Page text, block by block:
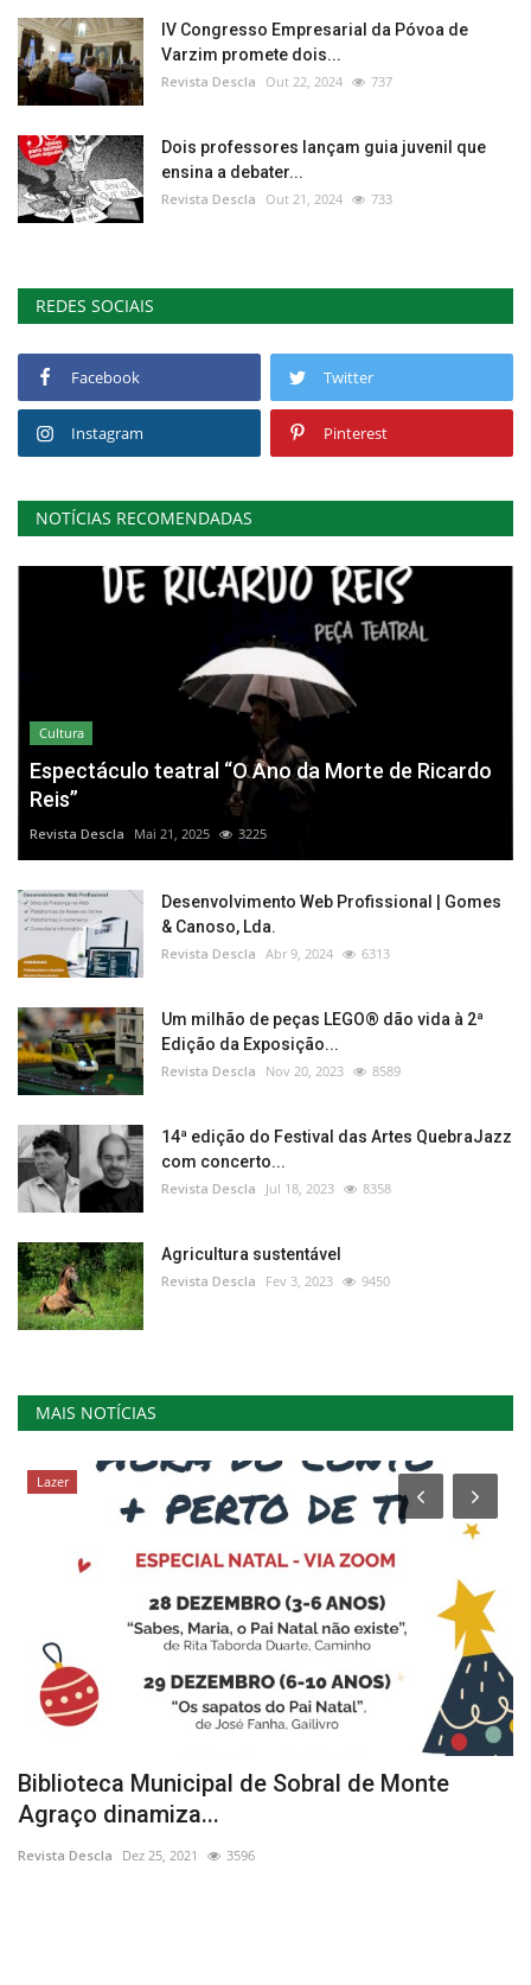
IV Congresso Empresarial da Póvoa de
Varzim promete dois...
Revista Descla Out 22, 2024 737
Dois professores lançam guia juvenil que
ensina a debater...
Revista Descla Out 21, 2024 733
REDES SOCIAIS
Facebook Twitter
Instagram Pinterest
NOTÍCIAS RECOMENDADAS
Cultura
Espectáculo teatral “O Ano da Morte de Ricardo
Reis”
Revista Descla Mai 21, 2025 3225
Desenvolvimento Web Profissional | Gomes
& Canoso, Lda.
Revista Descla Abr 9, 2024 6313
Um milhão de peças LEGO® dão vida à 2ª
Edição da Exposição...
Revista Descla Nov 20, 2023 8589
14ª edição do Festival das Artes QuebraJazz
com concerto...
Revista Descla Jul 18, 2023 8358
Agricultura sustentável
Revista Descla Fev 3, 2023 9450
MAIS NOTÍCIAS
Lazer
Biblioteca Municipal de Sobral de Monte
Agraço dinamiza...
Revista Descla Dez 25, 2021 3596